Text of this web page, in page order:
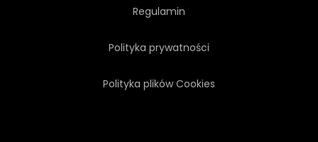
Regulamin
Polityka prywatności
Polityka plików Cookies